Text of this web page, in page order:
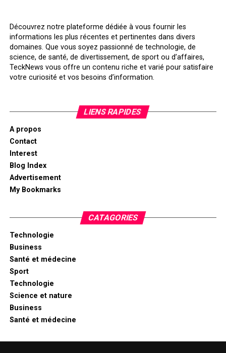
Découvrez notre plateforme dédiée à vous fournir les
informations les plus récentes et pertinentes dans divers
domaines. Que vous soyez passionné de technologie, de
science, de santé, de divertissement, de sport ou d’affaires,
TeckNews vous offre un contenu riche et varié pour satisfaire
votre curiosité et vos besoins d’information.
LIENS RAPIDES
A propos
Contact
Interest
Blog Index
Advertisement
My Bookmarks
CATAGORIES
Technologie
Business
Santé et médecine
Sport
Technologie
Science et nature
Business
Santé et médecine